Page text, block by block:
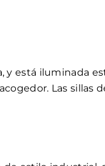
y está iluminada
Las sillas